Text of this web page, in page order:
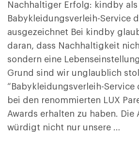
Nachhaltiger Erfolg: kindby als
Babykleidungsverleih-Service
ausgezeichnet Bei kindby
daran, dass Nachhaltigkeit
sondern eine
Grund sind wir unglaublich
“Babykleidungsverleih-Service
bei den renommierten LUX
Awards erhalten zu haben. Die
würdigt nicht nur unsere …